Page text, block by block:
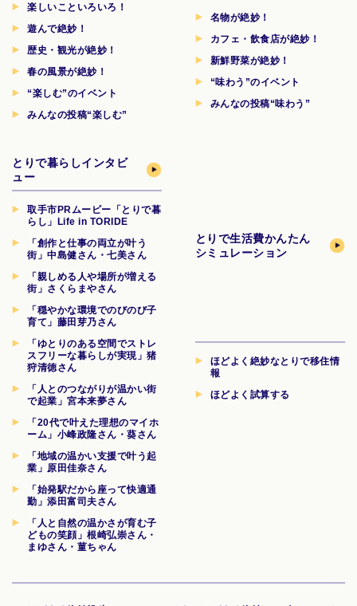
楽しいこといろいろ！
遊んで絶妙！
歴史・観光が絶妙！
春の風景が絶妙！
“楽しむ”のイベント
みんなの投稿“楽しむ”
名物が絶妙！
カフェ・飲食店が絶妙！
新鮮野菜が絶妙！
“味わう”のイベント
みんなの投稿“味わう”
とりで暮らしインタビ
ュー
取手市PRムービー「とりで暮
らし」Life in TORIDE
「創作と仕事の両立が叶う
街」中島健さん・七美さん
「親しめる人や場所が増える
街」さくらまやさん
「穏やかな環境でのびのび子
育て」藤田芽乃さん
「ゆとりのある空間でストレ
スフリーな暮らしが実現」猪
狩清徳さん
「人とのつながりが温かい街
で起業」宮本来夢さん
「20代で叶えた理想のマイホ
ーム」小峰政隆さん・葵さん
「地域の温かい支援で叶う起
業」原田佳奈さん
「始発駅だから座って快適通
勤」添田富司夫さん
「人と自然の温かさが育む子
どもの笑顔」根崎弘崇さん・
まゆさん・菫ちゃん
とりで生活費かんたん
シミュレーション
ほどよく絶妙なとりで移住情
報
ほどよく試算する